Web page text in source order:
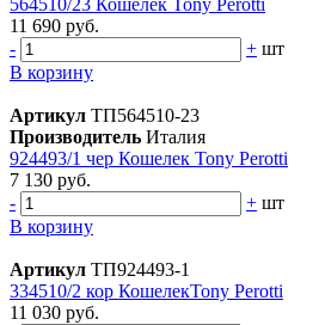
11 690 руб.
-
+ шт
В корзину
Артикул ТП564510-23
Производитель Италия
924493/1 чер Кошелек Tony Perotti
7 130 руб.
-
+ шт
В корзину
Артикул ТП924493-1
334510/2 кор КошелекTony Perotti
11 030 руб.